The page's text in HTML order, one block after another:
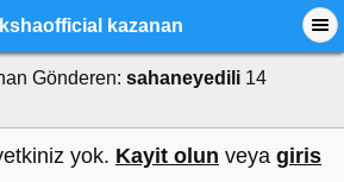
kazanan
Gönderen: sahaneyedili 14
yok. Kayit olun veya giris